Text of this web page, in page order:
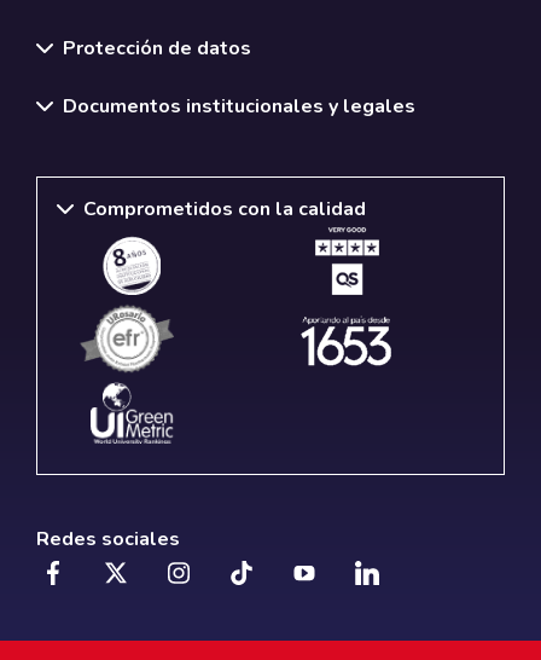
Protección de datos
Documentos institucionales y legales
Comprometidos con la calidad
Redes sociales